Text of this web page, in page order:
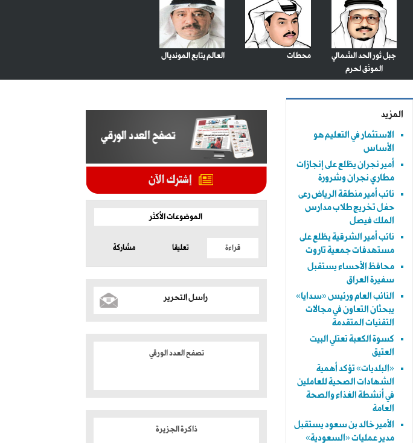
جبل ثور الحد الشمالي
الموثق لحرم
محطات العالم يتابع المونديال
المزيد
الاستثمار في التعليم هو
الأساس
أمير نجران يطّلع على إنجازات
مطاري نجران وشرورة
نائب أمير منطقة الرياض رعى
حفل تخريج طلاب مدارس
الملك فيصل
نائب أمير الشرقية يطّلع على
مستهدفات جمعية تاروت
محافظ الأحساء يستقبل
سفيرة العراق
النائب العام ورئيس «سدايا»
يبحثان التعاون في مجالات
التقنيات المتقدمة
كسوة الكعبة تعتلي البيت
العتيق
«البلديات» تؤكد أهمية
الشهادات الصحية للعاملين
في أنشطة الغذاء والصحة
العامة
الأمير خالد بن سعود يستقبل
مدير عمليات «السعودية»
الموضوعات الأكثر
قراءة تعليقا مشاركة
راسل التحرير
تصفح العدد الورقي
ذاكرة الجزيرة